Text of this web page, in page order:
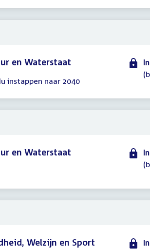
en Waterstaat
instappen naar 2040
en Waterstaat
Welzijn en Sport